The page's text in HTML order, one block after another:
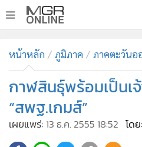
ทันเหตุการณ์
• ภาคใต้
Online Section
หน้าหลัก ภูมิภาค ภาคตะวันอ
กาฬสินธุ์พร้อมเป็นเ
“สพฐ.เกมส์”
เผยแพร่: 13 ธ.ค. 2555 18:52 โด